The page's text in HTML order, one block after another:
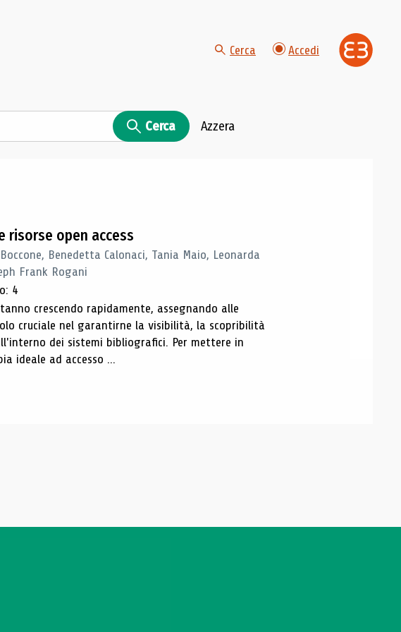
Cerca Accedi
Cerca Azzera
risorse open access
Benedetta Calonaci, Tania Maio, Leonarda
Frank Rogani
4
crescendo rapidamente, assegnando alle
cruciale nel garantirne la visibilità, la scopribilità
dei sistemi bibliografici. Per mettere in
ideale ad accesso ...